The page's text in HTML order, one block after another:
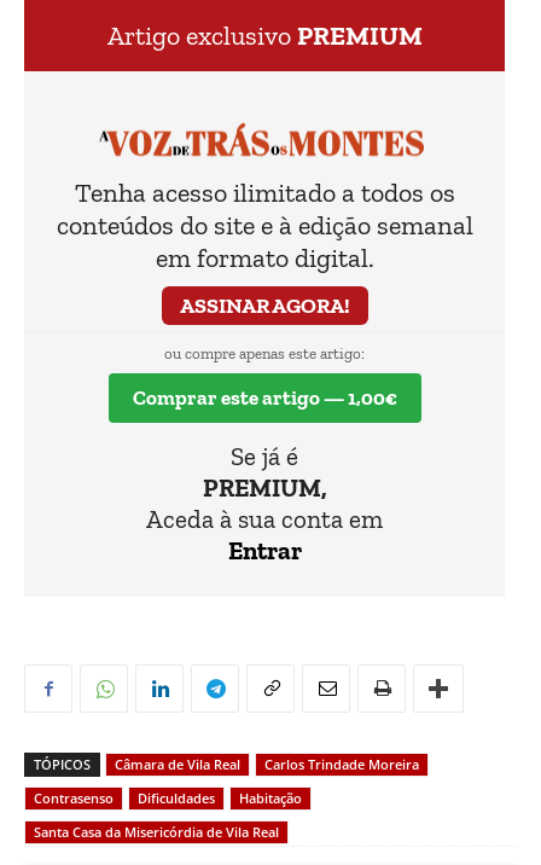
disparar o preço dos terrenos.
Artigo exclusivoPREMIUM
Tenha acesso ilimitado a todos os
conteúdos do site e à edição semanal
em formato digital.
ASSINAR AGORA!
ou compre apenas este artigo:
Comprar este artigo — 1,00€
Se já é
PREMIUM,
Aceda à sua conta em
Entrar
TÓPICOS Câmara de Vila Real
Carlos Trindade Moreira
Contrasenso
Dificuldades
Habitação
Santa Casa da Misericórdia de Vila Real